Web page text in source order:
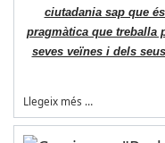
ciutadania sap que
pragmàtica que treballa
seves veïnes i dels
Llegeix més …